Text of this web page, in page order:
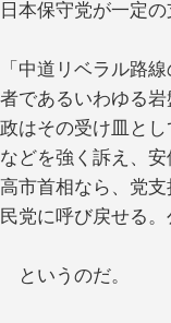
日本保守党が一定
「中道リベラル路
者であるいわゆる
政はその受け皿と
などを強く訴え、
高市首相なら、党
民党に呼び戻せる
というのだ。